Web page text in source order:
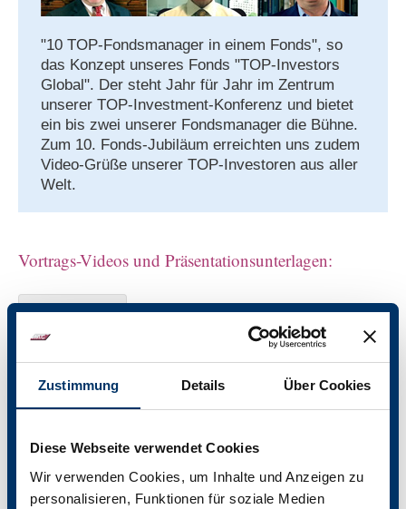
Zustimmung Details Über Cookies
Diese Webseite verwendet Cookies
Wir verwenden Cookies, um Inhalte und Anzeigen zu
personalisieren, Funktionen für soziale Medien
"10 TOP-Fondsmanager in einem Fonds", so
das Konzept unseres Fonds "TOP-Investors
Global". Der steht Jahr für Jahr im Zentrum
unserer TOP-Investment-Konferenz und bietet
ein bis zwei unserer Fondsmanager die Bühne.
Zum 10. Fonds-Jubiläum erreichten uns zudem
Video-Grüße unserer TOP-Investoren aus aller
Welt.
Vortrags-Videos und Präsentationsunterlagen:
Wiechmann
Markus
Koch
Wolfgang
Bosbach